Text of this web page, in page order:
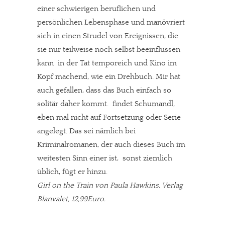
In eigener Sache
Dir gefällt unsere Arbeit?
einer schwierigen beruflichen und
persönlichen Lebensphase und manövriert
sich in einen Strudel von Ereignissen, die
sie nur teilweise noch selbst beeinflussen
kann  in der Tat temporeich und Kino im
Kopf machend, wie ein Drehbuch. Mir hat
auch gefallen, dass das Buch einfach so
solitär daher kommt. findet Schumandl,
eben mal nicht auf Fortsetzung oder Serie
angelegt. Das sei nämlich bei
Kriminalromanen, der auch dieses Buch im
weitesten Sinn einer ist, sonst ziemlich
üblich, fügt er hinzu.
Girl on the Train von Paula Hawkins. Verlag
Blanvalet, 12,99Euro.